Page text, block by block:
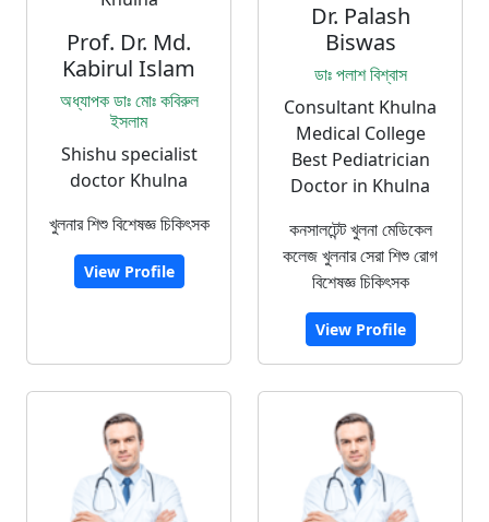
Prof. Dr. Md.
Kabirul Islam
অধ্যাপক ডাঃ মোঃ কবিরুল
ইসলাম
Shishu specialist
doctor Khulna
খুলনার শিশু বিশেষজ্ঞ চিকিৎসক
View Profile
Dr. Palash
Biswas
ডাঃ পলাশ বিশ্বাস
Consultant Khulna
Medical College
Best Pediatrician
Doctor in Khulna
কনসালটেন্ট খুলনা মেডিকেল
কলেজ খুলনার সেরা শিশু রোগ
বিশেষজ্ঞ চিকিৎসক
View Profile